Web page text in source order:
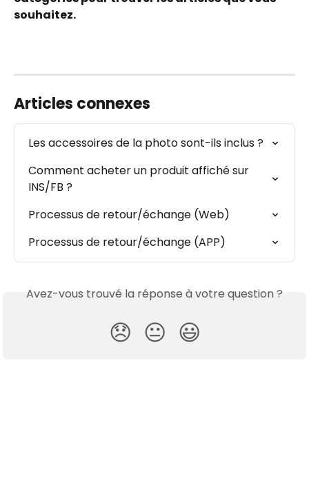
souhaitez.
Articles connexes
Les accessoires de la photo sont-ils inclus ?
Comment acheter un produit affiché sur
INS/FB ?
Processus de retour/échange (Web)
Processus de retour/échange (APP)
Avez-vous trouvé la réponse à votre question ?
😞 😐 😃